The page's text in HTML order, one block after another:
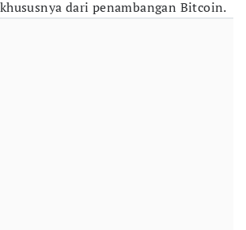
dari penambangan Bitcoin.